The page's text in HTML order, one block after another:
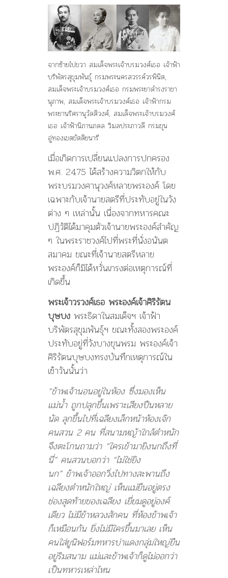
จากซ้ายไปขวา สมเด็จพระเจ้าบรมวงศ์เธอ เจ้าฟ้า
บริพัตรสุขุมพันธุ์ กรมพระนครสวรรค์วรพินิต,
สมเด็จพระเจ้าบรมวงศ์เธอ กรมพระยาดำรงราชา
นุภาพ, สมเด็จพระเจ้าบรมวงศ์เธอ เจ้าฟ้ากรม
พระยานริศรานุวัดติวงศ์, สมเด็จพระเจ้าบรมวงศ์
เธอ เจ้าฟ้านิภานภดล วิมลประภาวดี กรมขุน
อู่ทองเขตขัตติยนารี
เมื่อเกิดการเปลี่ยนแปลงการปกครอง
พ.ศ. 2475 ได้สร้างความวิตกให้กับ
พระบรมวงศานุวงศ์หลายพระองค์ โดย
เฉพาะกับเจ้านายสตรีที่ประทับอยู่ในวัง
ต่าง ๆ เหล่านั้น เนื่องจากทหารคณะ
ปฏิวัติได้มาคุมตัวเจ้านายพระองค์สำคัญ
ๆ ในพระราชวงศ์ไปที่พระที่นั่งอนันต
สมาคม ขณะที่เจ้านายสตรีหลาย
พระองค์ก็มิได้หวั่นเกรงต่อเหตุการณ์ที่
เกิดขึ้น
พระเจ้าวรวงศ์เธอ พระองค์เจ้าศิริรัตน
บุษบง พระธิดาในสมเด็จฯ เจ้าฟ้า
บริพัตรสุขุมพันธุ์ฯ ขณะทั้งสองพระองค์
ประทับอยู่ที่วังบางขุนพรม พระองค์เจ้า
ศิริรัตนบุษบงทรงบันทึกเหตุการณ์ใน
เช้าวันนั้นว่า
“ข้าพเจ้านอนอยู่ในห้อง ซึ่งมองเห็น
แม่น้ำ ถูกปลุกขึ้นเพราะเสียงปืนหลาย
นัด ลุกขึ้นไปที่เฉลียงเล็กหน้าห้องเจ๊ก
คนสวน 2 คน ที่สนามหญ้าใกล้ตำหนัก
จึงตะโกนถามว่า “ใครเข้ามายิงนกถึงที่
นี่” คนสวนบอกว่า “ไม่ใช่ยิง
นก” ข้าพเจ้าออกวิ่งไปทางสะพานถึง
เฉลียงตำหนักใหญ่ เห็นแม่ยืนอยู่ตรง
ช่องสุดท้ายของเฉลียง เยี่ยมดูอยู่องค์
เดียว ไม่มีข้าหลวงสักคน ที่ห้องข้าพเจ้า
ก็เหมือนกัน ยิ่งไม่มีใครขึ้นมาเลย เห็น
คนใส่ยูนิฟอร์มทหารบ่าแดงกลุ่มใหญ่ยืน
อยู่ริมสนาม แม่และข้าพเจ้าก็ดูไม่ออกว่า
เป็นทหารเหล่าไหน